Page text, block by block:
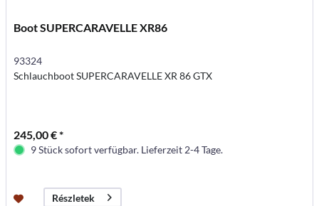
Boot SUPERCARAVELLE XR86
93324
Schlauchboot SUPERCARAVELLE XR 86 GTX
245,00 € *
9 Stück sofort verfügbar. Lieferzeit 2-4 Tage.
Részletek